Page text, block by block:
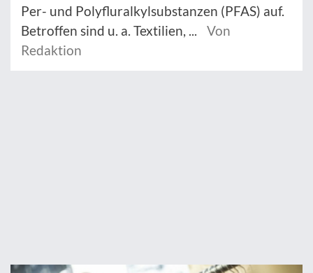
Per- und Polyfluralkylsubstanzen (PFAS) auf.
Betroffen sind u. a. Textilien, ...
Von
Redaktion